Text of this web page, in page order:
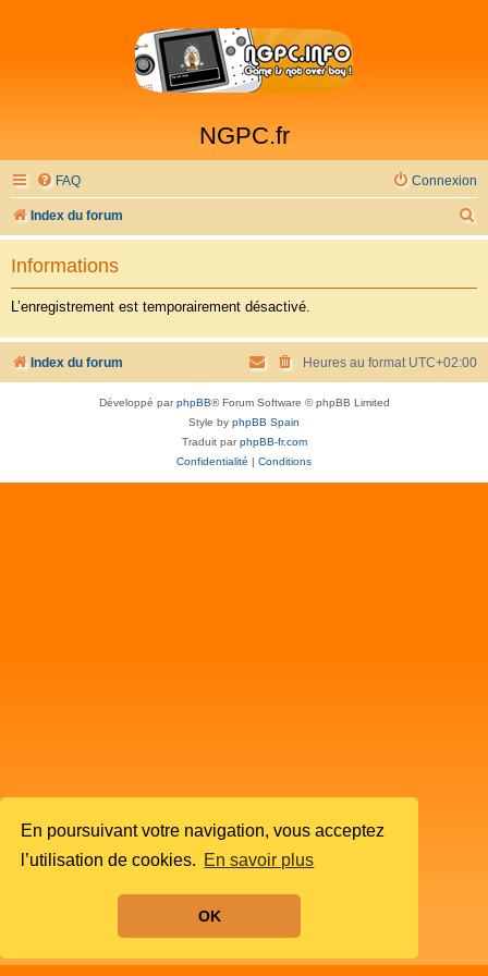
En poursuivant votre navigation, vous acceptez
l’utilisation de cookies. En savoir plus
OK
NGPC.fr
FAQ Connexion
Index du forum
e
c
Informations
L’enregistrement est temporairement désactivé.
Index du forum Heures au format UTC+02:00
Développé parphpBB® Forum Software © phpBB Limited
Style by phpBB Spain
Traduit parphpBB-fr.com
Confidentialité | Conditions